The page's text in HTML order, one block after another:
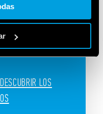
equipos
puertas en los
LOS